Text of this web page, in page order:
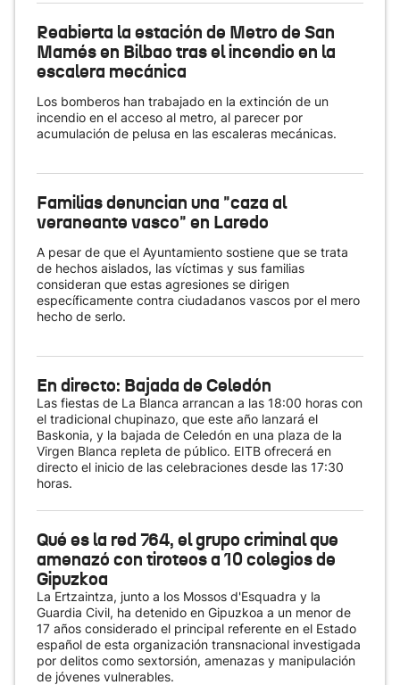
Reabierta la estación de Metro de San
Mamés en Bilbao tras el incendio en la
escalera mecánica
Los bomberos han trabajado en la extinción de un
incendio en el acceso al metro, al parecer por
acumulación de pelusa en las escaleras mecánicas.
Familias denuncian una "caza al
veraneante vasco" en Laredo
A pesar de que el Ayuntamiento sostiene que se trata
de hechos aislados, las víctimas y sus familias
consideran que estas agresiones se dirigen
específicamente contra ciudadanos vascos por el mero
hecho de serlo.
En directo: Bajada de Celedón
Las fiestas de La Blanca arrancan a las 18:00 horas con
el tradicional chupinazo, que este año lanzará el
Baskonia, y la bajada de Celedón en una plaza de la
Virgen Blanca repleta de público. EITB ofrecerá en
directo el inicio de las celebraciones desde las 17:30
horas.
Qué es la red 764, el grupo criminal que
amenazó con tiroteos a 10 colegios de
Gipuzkoa
La Ertzaintza, junto a los Mossos d'Esquadra y la
Guardia Civil, ha detenido en Gipuzkoa a un menor de
17 años considerado el principal referente en el Estado
español de esta organización transnacional investigada
por delitos como sextorsión, amenazas y manipulación
de jóvenes vulnerables.